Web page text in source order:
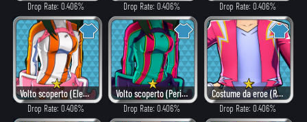
Drop Rate: 0.406% Drop Rate: 0.406% Drop Rate: 0.406%
Volto scoperto (Elegante)
Drop Rate: 0.406%
Volto scoperto (Pericoloso)
Drop Rate: 0.406%
Costume da eroe (Rovente)
Drop Rate: 0.406%